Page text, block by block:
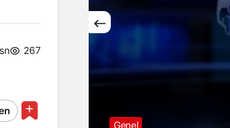
267
Genel